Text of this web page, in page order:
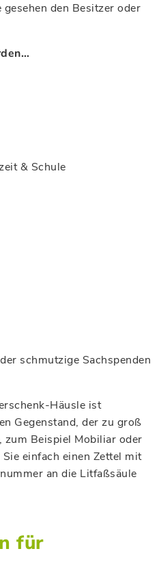
den Besitzer oder
& Schule
schmutzige Sachspenden
Häusle ist
Gegenstand, der zu groß
Beispiel Mobiliar oder
einfach einen Zettel mit
an die Litfaßsäule
für